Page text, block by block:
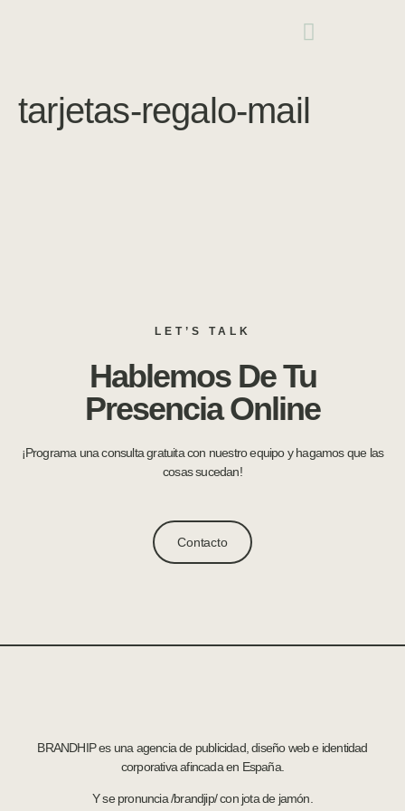
tarjetas-regalo-mail
LET’S TALK
Hablemos De Tu
Presencia Online
¡Programa una consulta gratuita con nuestro equipo y hagamos que las
cosas sucedan!
Contacto
BRANDHIP es una agencia de publicidad, diseño web e identidad
corporativa afincada en España.
Y se pronuncia /brandjip/ con jota de jamón.